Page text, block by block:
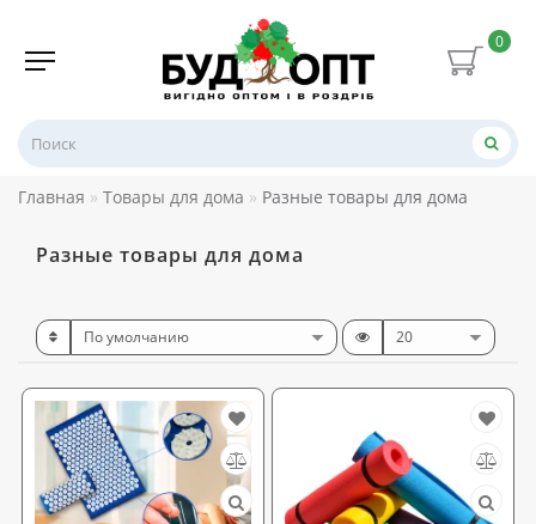
0
Главная Товары для дома Разные товары для дома
Разные товары для дома